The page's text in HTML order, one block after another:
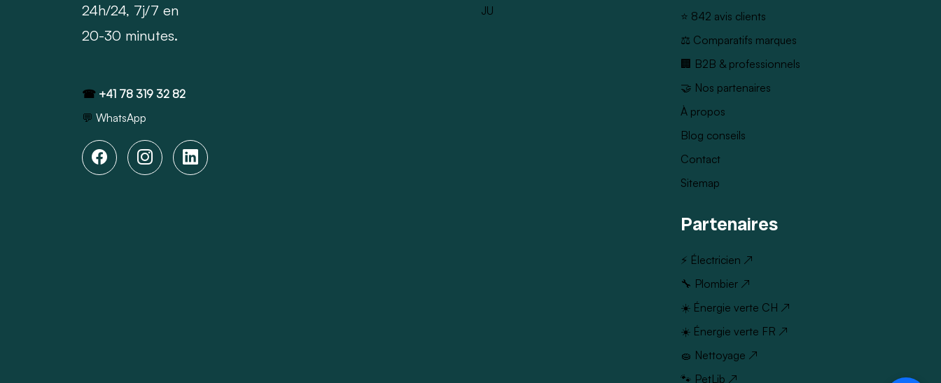
24h/24, 7j/7 en
20-30 minutes.
☎ +41 78 319 32 82
💬 WhatsApp
JU
⭐ 842 avis clients
⚖️ Comparatifs marques
🏢 B2B & professionnels
🤝 Nos partenaires
À propos
Blog conseils
Contact
Sitemap
Partenaires
⚡ Électricien ↗
🔧 Plombier ↗
☀️ Énergie verte CH ↗
☀️ Énergie verte FR ↗
🧽 Nettoyage ↗
🐾 PetLib ↗